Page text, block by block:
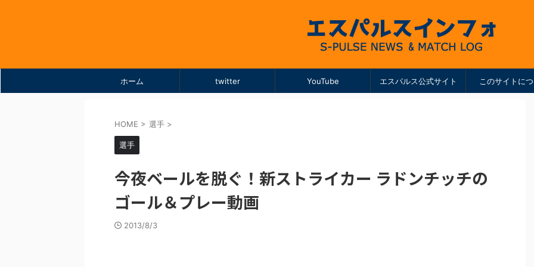
ホーム twitter YouTube エスパルス公式サイト このサイトに
HOME > 選手 >
選手
今夜ベールを脱ぐ！新ストライカー ラドンチッチの
ゴール＆プレー動画
2013/8/3